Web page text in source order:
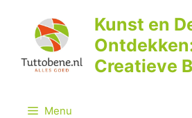
inhoud
Kunst en
Creatieve
Menu